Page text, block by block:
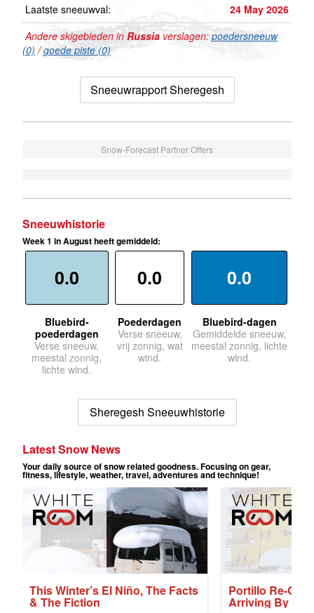
Laatste sneeuwval:
24 May 2026
Andere skigebieden in Russia verslagen: poedersneeuw
(0) /goede piste (0)
Sneeuwrapport Sheregesh
Snow-Forecast Partner Offers
Sneeuwhistorie
Week 1 in August heeft gemiddeld:
0.0
Bluebird-
poederdagen
Verse sneeuw,
meestal zonnig,
lichte wind.
0.0
Poederdagen
Verse sneeuw,
vrij zonnig, wat
wind.
0.0
Bluebird-dagen
Gemiddelde sneeuw,
meestal zonnig, lichte
wind.
Sheregesh Sneeuwhistorie